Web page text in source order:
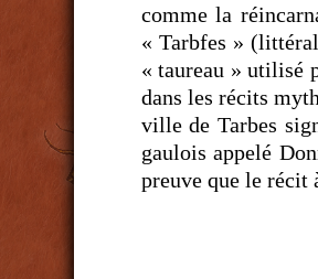
comme la
« Tarbfes »
« taureau » utilisé
dans les récits
ville de Tarbes
gaulois appelé
preuve que le récit